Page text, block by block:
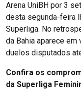
Arena UniBH por 3
desta segunda-feira
Superliga. No
da Bahia aparece
duelos disputados
Confira os
da Superliga